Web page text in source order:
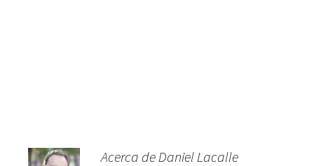
Acerca de Daniel Lacalle